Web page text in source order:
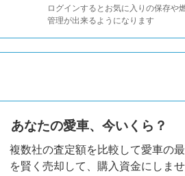
ログインするとお気に入りの保存や
管理が出来るようになります
あなたの愛車、今いくら？
複数社の査定額を比較して愛車の
を賢く売却して、購入資金にしま